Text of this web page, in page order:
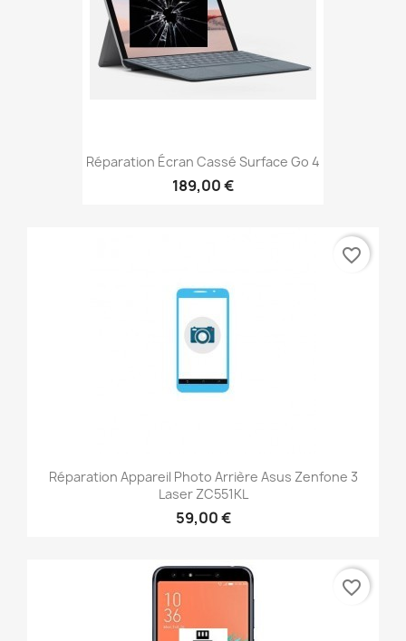
Réparation Écran Cassé Surface Go 4
189,00 €
Réparation Appareil Photo Arrière Asus Zenfone 3
Laser ZC551KL
59,00 €
favorite_border
favorite_border